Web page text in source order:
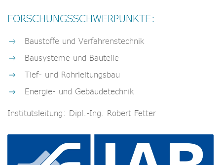
FORSCHUNGSSCHWERPUNKTE:
Baustoffe und Verfahrenstechnik
Bausysteme und Bauteile
Tief- und Rohrleitungsbau
Energie- und Gebäudetechnik
Institutsleitung: Dipl.-Ing. Robert Fetter